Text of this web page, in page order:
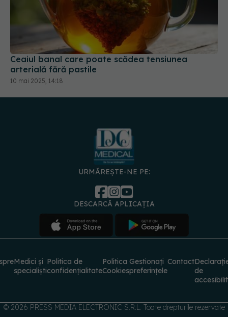
Ceaiul banal care poate scădea tensiunea
arterială fără pastile
10 mai 2025, 14:18
URMĂREȘTE-NE PE:
DESCARCĂ APLICAȚIA
Medici și
specialiști
Politica de
confidențialitate
Politica
Cookies
Gestionați
preferințele
Contact
de
© 2026 PRESS MEDIA ELECTRONIC S.R.L. Toate drepturile rezervate